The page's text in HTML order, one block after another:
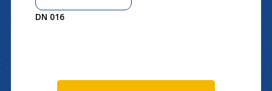
DN 016